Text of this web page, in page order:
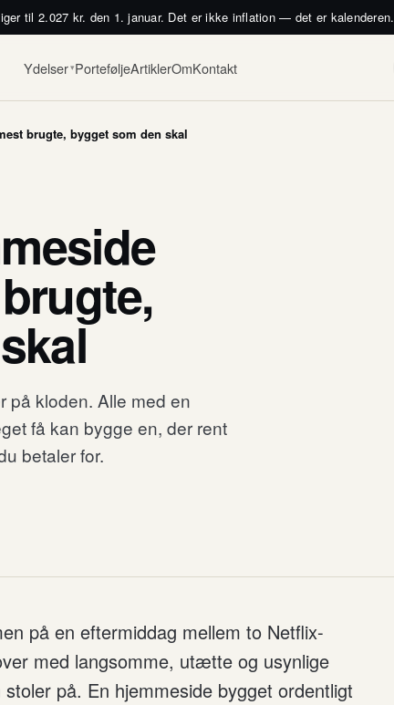
til 2.027 kr. den 1. januar. Det er ikke inflation — det er kalenderen.
Ydelser▾PorteføljeArtiklerOmKontakt
brugte, bygget som den skal
på kloden. Alle med en
få kan bygge en, der rent
betaler for.
på en eftermiddag mellem to Netflix-
med langsomme, utætte og usynlige
på. En hjemmeside bygget ordentligt